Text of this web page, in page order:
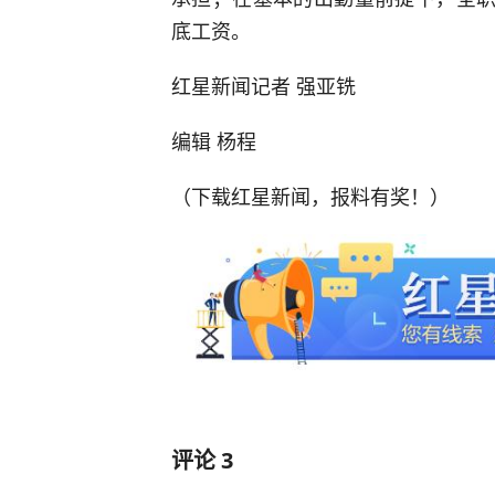
底工资。
红星新闻记者 强亚铣
编辑 杨程
（下载红星新闻，报料有奖！）
评论3